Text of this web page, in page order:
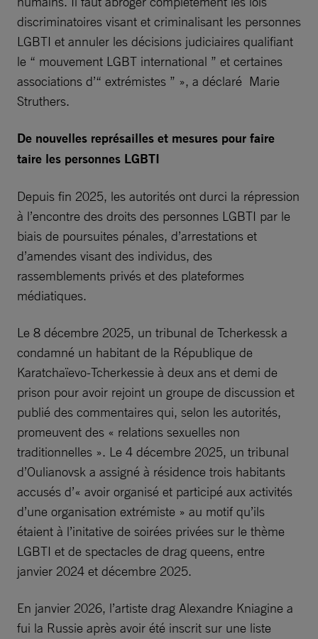
discriminatoires visant et criminalisant les personnes
LGBTI et annuler les décisions judiciaires qualifiant
le “ mouvement LGBT international ” et certaines
associations d’“ extrémistes ” », a déclaré Marie
Struthers.
De nouvelles représailles et mesures pour faire
taire les personnes LGBTI
Depuis fin 2025, les autorités ont durci la répression
à l’encontre des droits des personnes LGBTI par le
biais de poursuites pénales, d’arrestations et
d’amendes visant des individus, des
rassemblements privés et des plateformes
médiatiques.
Le 8 décembre 2025, un tribunal de Tcherkessk a
condamné un habitant de la République de
Karatchaïevo-Tcherkessie à deux ans et demi de
prison pour avoir rejoint un groupe de discussion et
publié des commentaires qui, selon les autorités,
promeuvent des « relations sexuelles non
traditionnelles ». Le 4 décembre 2025, un tribunal
d’Oulianovsk a assigné à résidence trois habitants
accusés d’« avoir organisé et participé aux activités
d’une organisation extrémiste » au motif qu’ils
étaient à l’initative de soirées privées sur le thème
LGBTI et de spectacles de drag queens, entre
janvier 2024 et décembre 2025.
En janvier 2026, l’artiste drag Alexandre Kniagine a
fui la Russie après avoir été inscrit sur une liste